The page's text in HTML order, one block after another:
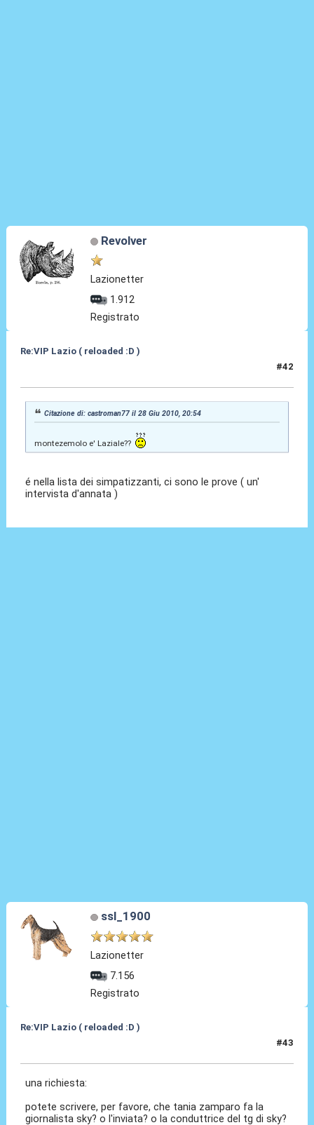
Revolver
Lazionetter
1.912
Registrato
Re:VIP Lazio ( reloaded :D )
#42
Citazione di: castroman77 il 28 Giu 2010, 20:54
montezemolo e' Laziale??
é nella lista dei simpatizzanti, ci sono le prove ( un'
intervista d'annata )
ssl_1900
Lazionetter
7.156
Registrato
Re:VIP Lazio ( reloaded :D )
#43
una richiesta:
potete scrivere, per favore, che tania zamparo fa la
giornalista sky? o l'inviata? o la conduttrice del tg di sky?